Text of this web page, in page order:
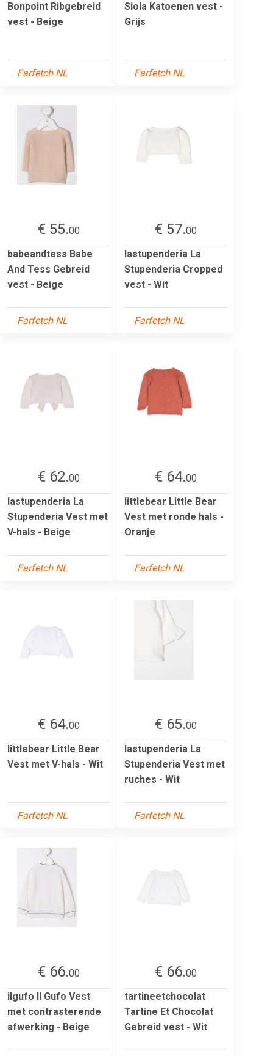
Bonpoint Ribgebreid
vest - Beige
Farfetch NL
Siola Katoenen vest -
Grijs
Farfetch NL
€ 55.00
babeandtess Babe
And Tess Gebreid
vest - Beige
Farfetch NL
€ 57.00
lastupenderia La
Stupenderia Cropped
vest - Wit
Farfetch NL
€ 62.00
lastupenderia La
Stupenderia Vest met
V-hals - Beige
Farfetch NL
€ 64.00
littlebear Little Bear
Vest met ronde hals -
Oranje
Farfetch NL
€ 64.00
littlebear Little Bear
Vest met V-hals - Wit
Farfetch NL
€ 65.00
lastupenderia La
Stupenderia Vest met
ruches - Wit
Farfetch NL
€ 66.00
ilgufo Il Gufo Vest
met contrasterende
afwerking - Beige
€ 66.00
tartineetchocolat
Tartine Et Chocolat
Gebreid vest - Wit